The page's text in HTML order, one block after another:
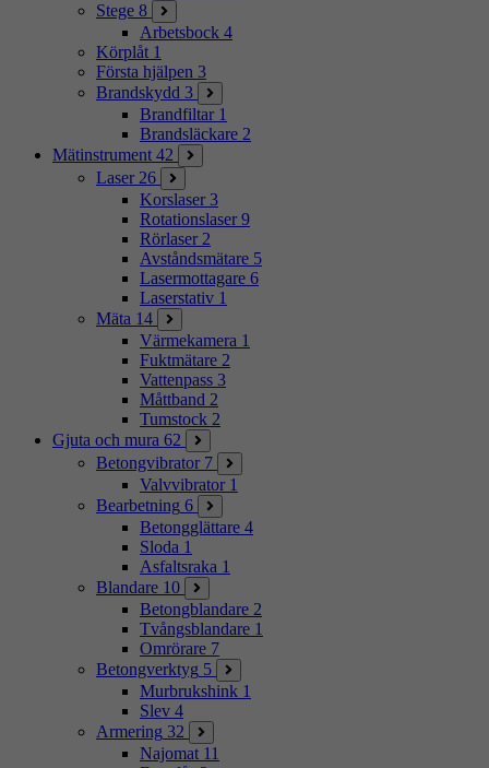
Stege 8
Arbetsbock 4
Körplåt 1
Första hjälpen 3
Brandskydd 3
Brandfiltar 1
Brandsläckare 2
Mätinstrument 42
Laser 26
Korslaser 3
Rotationslaser 9
Rörlaser 2
Avståndsmätare 5
Lasermottagare 6
Laserstativ 1
Mäta 14
Värmekamera 1
Fuktmätare 2
Vattenpass 3
Måttband 2
Tumstock 2
Gjuta och mura 62
Betongvibrator 7
Valvvibrator 1
Bearbetning 6
Betongglättare 4
Sloda 1
Asfaltsraka 1
Blandare 10
Betongblandare 2
Tvångsblandare 1
Omrörare 7
Betongverktyg 5
Murbrukshink 1
Slev 4
Armering 32
Najomat 11